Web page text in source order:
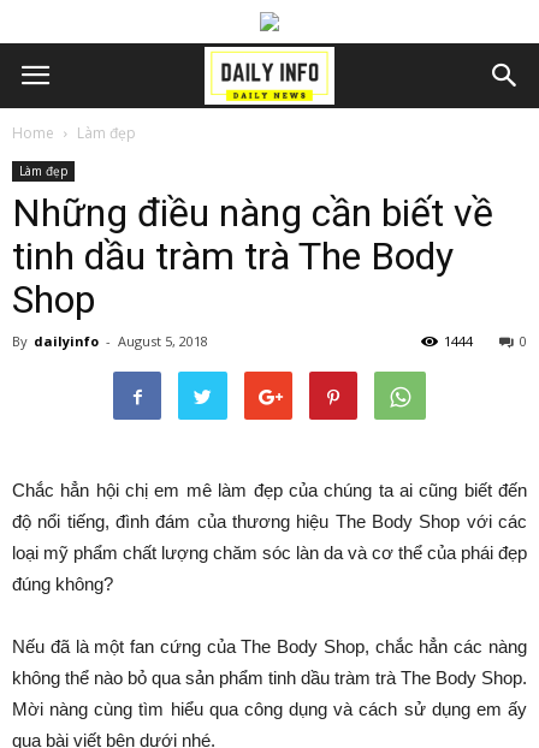
Home Làm đẹp
Làm đẹp
Những điều nàng cần biết về
tinh dầu tràm trà The Body
Shop
By dailyinfo - August 5, 2018 0
1444
Chắc hẳn hội chị em mê làm đẹp của chúng ta ai cũng biết đến
độ nổi tiếng, đình đám của thương hiệu The Body Shop với các
loại mỹ phẩm chất lượng chăm sóc làn da và cơ thể của phái đẹp
đúng không?
Nếu đã là một fan cứng của The Body Shop, chắc hẳn các nàng
không thể nào bỏ qua sản phẩm tinh dầu tràm trà The Body Shop.
Mời nàng cùng tìm hiểu qua công dụng và cách sử dụng em ấy
qua bài viết bên dưới nhé.